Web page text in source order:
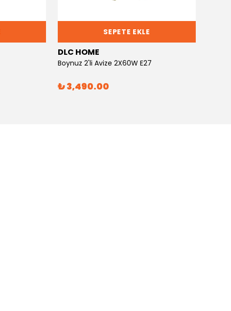
SEPETE EKLE
DLC HOME
Boynuz 2'li Avize 2X60W E27
₺ 3,490.00